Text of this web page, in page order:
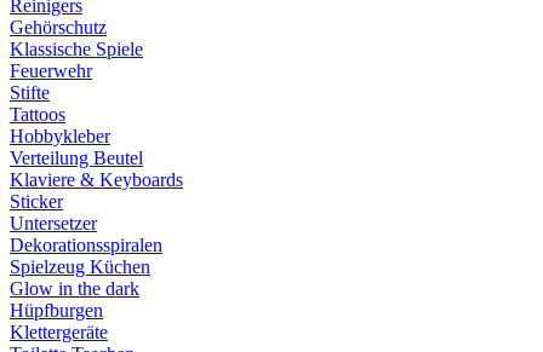
Reinigers
Gehörschutz
Klassische Spiele
Feuerwehr
Stifte
Tattoos
Hobbykleber
Verteilung Beutel
Klaviere & Keyboards
Sticker
Untersetzer
Dekorationsspiralen
Spielzeug Küchen
Glow in the dark
Hüpfburgen
Klettergeräte